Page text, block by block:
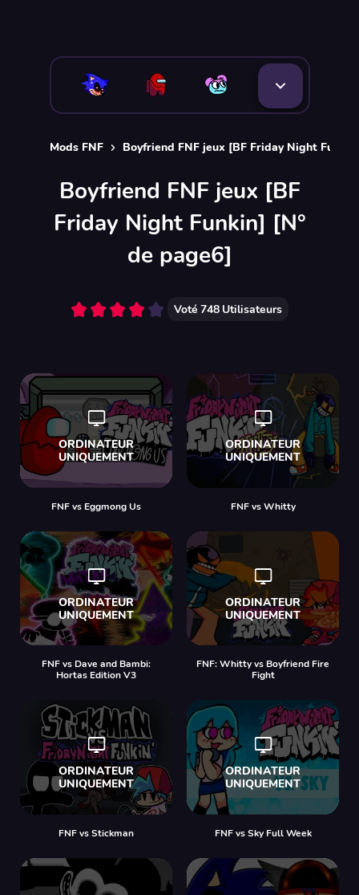
Mods FNF Boyfriend FNF jeux [BF Friday Night Funkin]
Boyfriend FNF jeux [BF
Friday Night Funkin] [N°
de page6]
Voté 748 Utilisateurs
FNF vs Eggmong Us FNF vs Whitty
FNF vs Dave and Bambi:
Hortas Edition V3
FNF: Whitty vs Boyfriend Fire
Fight
FNF vs Stickman FNF vs Sky Full Week